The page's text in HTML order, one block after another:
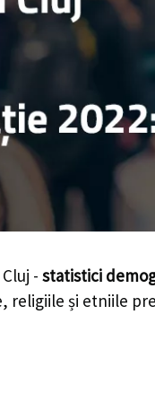
- statistici
religiile și etniile